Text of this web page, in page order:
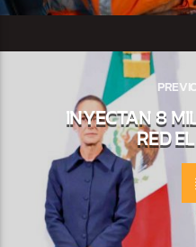
INYECTAN 8
RED